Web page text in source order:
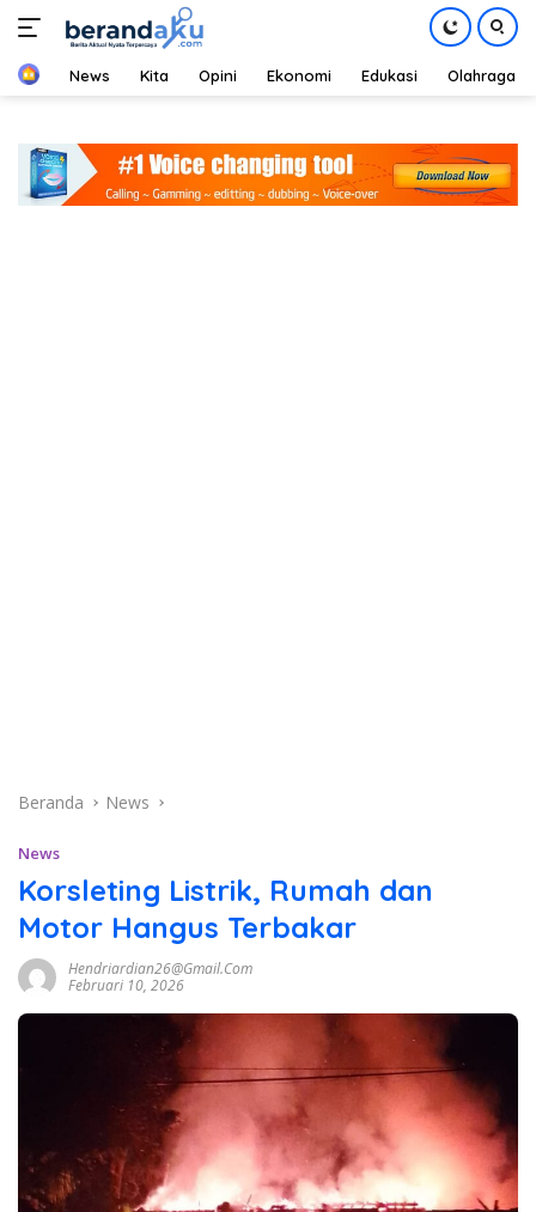
konten
HomeNews Kita Opini Ekonomi Edukasi Olahraga
Beranda News
News
Korsleting Listrik, Rumah dan
Motor Hangus Terbakar
Hendriardian26@gmail.com
Februari 10, 2026